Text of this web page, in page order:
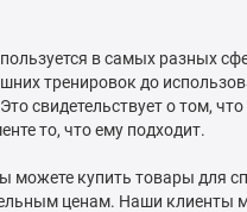
в самых разных
тренировок до
свидетельствует о том,
то, что ему подходит.
можете купить товары для
ценам. Наши клиенты